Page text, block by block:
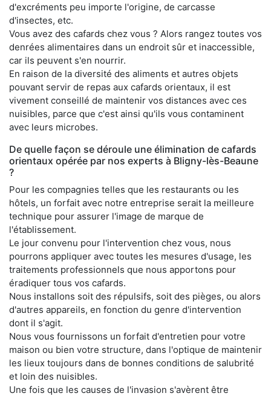
d'excréments peu importe l'origine, de carcasse
d'insectes, etc.
Vous avez des cafards chez vous ? Alors rangez toutes vos
denrées alimentaires dans un endroit sûr et inaccessible,
car ils peuvent s'en nourrir.
En raison de la diversité des aliments et autres objets
pouvant servir de repas aux cafards orientaux, il est
vivement conseillé de maintenir vos distances avec ces
nuisibles, parce que c'est ainsi qu'ils vous contaminent
avec leurs microbes.
De quelle façon se déroule une élimination de cafards
orientaux opérée par nos experts à Bligny-lès-Beaune
?
Pour les compagnies telles que les restaurants ou les
hôtels, un forfait avec notre entreprise serait la meilleure
technique pour assurer l'image de marque de
l'établissement.
Le jour convenu pour l'intervention chez vous, nous
pourrons appliquer avec toutes les mesures d'usage, les
traitements professionnels que nous apportons pour
éradiquer tous vos cafards.
Nous installons soit des répulsifs, soit des pièges, ou alors
d'autres appareils, en fonction du genre d'intervention
dont il s'agit.
Nous vous fournissons un forfait d'entretien pour votre
maison ou bien votre structure, dans l'optique de maintenir
les lieux toujours dans de bonnes conditions de salubrité
et loin des nuisibles.
Une fois que les causes de l'invasion s'avèrent être